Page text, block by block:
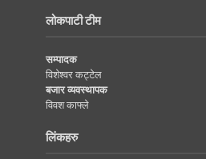
लोकपाटी टीम
सम्पादक
विशेश्वर कट्टेल
बजार व्यवस्थापक
विवश काफ्ले
लिंकहरु